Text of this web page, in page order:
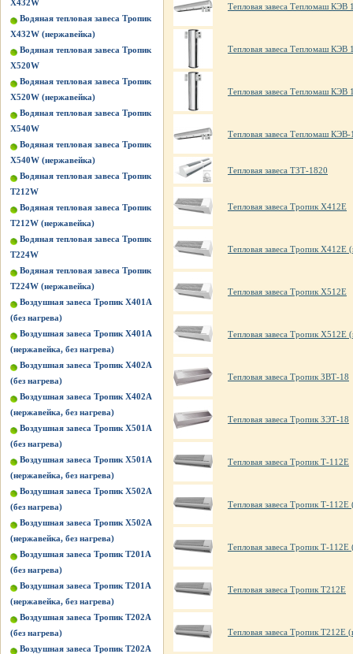
X432W
Водяная тепловая завеса Тропик
X432W (нержавейка)
Водяная тепловая завеса Тропик
X520W
Водяная тепловая завеса Тропик
X520W (нержавейка)
Водяная тепловая завеса Тропик
X540W
Водяная тепловая завеса Тропик
X540W (нержавейка)
Водяная тепловая завеса Тропик
Т212W
Водяная тепловая завеса Тропик
Т212W (нержавейка)
Водяная тепловая завеса Тропик
Т224W
Водяная тепловая завеса Тропик
Т224W (нержавейка)
Воздушная завеса Тропик X401А
(без нагрева)
Воздушная завеса Тропик X401А
(нержавейка, без нагрева)
Воздушная завеса Тропик X402А
(без нагрева)
Воздушная завеса Тропик X402А
(нержавейка, без нагрева)
Воздушная завеса Тропик X501А
(без нагрева)
Воздушная завеса Тропик X501А
(нержавейка, без нагрева)
Воздушная завеса Тропик X502А
(без нагрева)
Воздушная завеса Тропик X502А
(нержавейка, без нагрева)
Воздушная завеса Тропик Т201А
(без нагрева)
Воздушная завеса Тропик Т201А
(нержавейка, без нагрева)
Воздушная завеса Тропик Т202А
(без нагрева)
Воздушная завеса Тропик Т202А
Тепловая завеса Тепломаш КЭВ
Тепловая завеса Тепломаш КЭВ
Тепловая завеса Тепломаш
Тепловая завеса Тепломаш
Тепловая завеса ТЗТ-1820
Тепловая завеса Тропик X412E
Тепловая завеса Тропик X412E
Тепловая завеса Тропик X512E
Тепловая завеса Тропик X512E
Тепловая завеса Тропик ЗВТ-18
Тепловая завеса Тропик ЗЭТ-18
Тепловая завеса Тропик Т-112E
Тепловая завеса Тропик Т-112E
Тепловая завеса Тропик Т-112E
Тепловая завеса Тропик Т212Е
Тепловая завеса Тропик Т212Е